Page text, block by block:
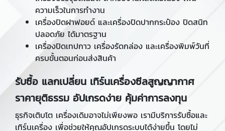
ความเร็วในการทำงาน
เครื่องปิดฝาฟอยด์ และเครื่องปิดปากกระป๋อง ปิดสนิท
ปลอดภัย ได้มาตรฐาน
เครื่องปิดเทปกาว เครื่องรัดกล่อง และเครื่องพิมพ์วันที่
ครบขั้นตอนก่อนส่งสินค้า
รับซื้อ แลกเปลี่ยน เทิร์นเครื่องซีลสูญญากาศ
ราคายุติธรรม อัปเกรดง่าย คุ้มค่าการลงทุน
ธุรกิจเติบโต เครื่องเดิมอาจไม่เพียงพอ เรามีบริการรับซื้อและ
เทิร์นเครื่อง เพื่อช่วยให้คุณอัปเกรดระบบได้ง่ายขึ้น โดยไม่